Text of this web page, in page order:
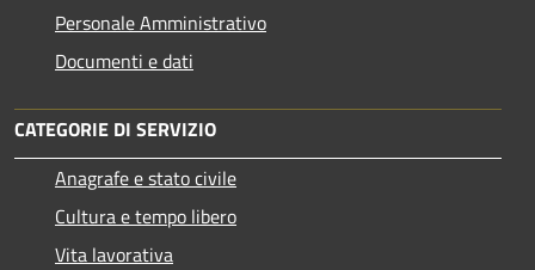
Personale Amministrativo
Documenti e dati
CATEGORIE DI SERVIZIO
Anagrafe e stato civile
Cultura e tempo libero
Vita lavorativa